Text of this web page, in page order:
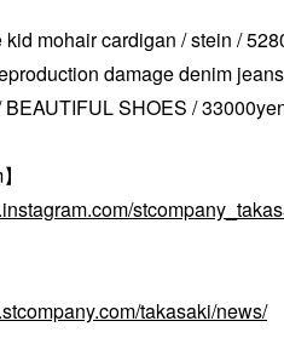
mohair cardigan / stein /
damage denim
SHOES /
takasaki/news/